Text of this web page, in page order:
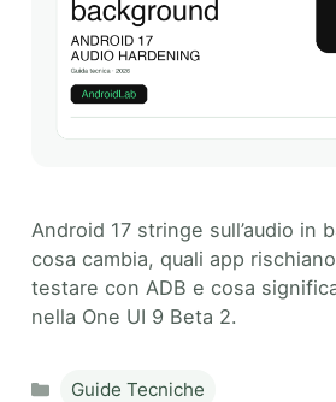
Android 17 stringe sull’audio in
cosa cambia, quali app
testare con ADB e cosa
nella One UI 9 Beta 2.
Categories
Guide Tecniche